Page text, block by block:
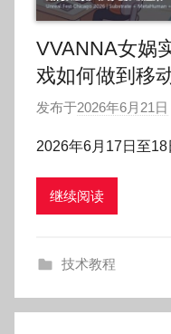
VVANNA女娲
戏如何做到移
发布于2026年6月21日
:
2026年6月17日至18
继续阅读
技术教程